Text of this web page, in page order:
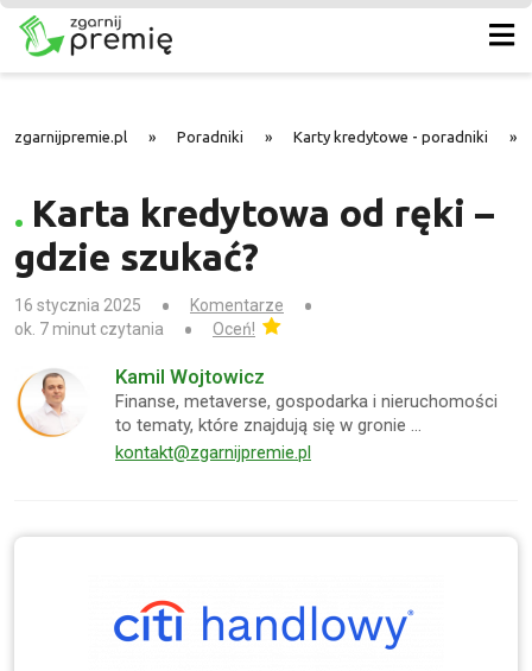
zgarnijpremie.pl » Poradniki » Karty kredytowe - poradniki »
Karta kredytowa od ręki –
gdzie szukać?
16 stycznia 2025
Komentarze
ok. 7 minut czytania
Oceń!
Kamil Wojtowicz
Finanse, metaverse, gospodarka i nieruchomości
to tematy, które znajdują się w gronie …
kontakt@zgarnijpremie.pl